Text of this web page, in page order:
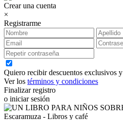
Crear una cuenta
×
Registrarme
Quiero recibir descuentos exclusivos
Ver los términos y condiciones
Finalizar registro
o iniciar sesión